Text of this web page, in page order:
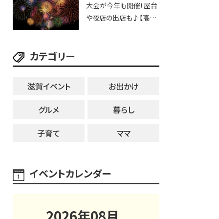
25日・8月1日】大津市
大会が今年も開催！屋台
や夜店の出店も♪【高宮
カテゴリー
滋賀イベント
お出かけ
グルメ
暮らし
子育て
ママ
イベントカレンダー